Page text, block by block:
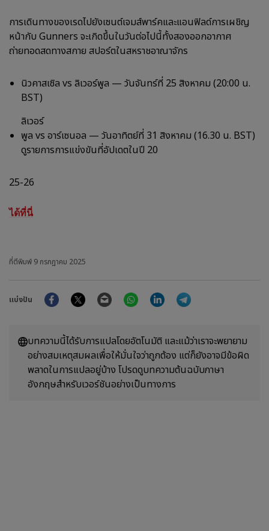
การเดินทางของเรดไปยังเซนต์เจมส์พาร์คและแอนฟิลด์การเผชิญ
หน้ากับ Gunners จะเกิดขึ้นในวันต่อไปนี้ทั้งสองออกอากาศ
ถ่ายทอดสดทางสกาย สปอร์ตในสหราชอาณาจักร
นิวคาสเซิล vs ลิเวอร์พูล — วันจันทร์ที่ 25 สิงหาคม (20:00 น.
BST)
ลิเวอร์
พูล vs อาร์เซนอล — วันอาทิตย์ที่ 31 สิงหาคม (16.30 น. BST)
ดูรายการการแข่งขันที่อัปเดตในปี 20
25-26
ได้ที่นี่
ที่ตีพิมพ์ 9 กรกฎาคม 2025
แบ่งปัน
FacebookTwitter Email WhatsAppLinkedIn
บทความนี้ได้รับการแปลโดยอัตโนมัติ และแม้ว่าเราจะพยายาม
อย่างสมเหตุสมผลเพื่อให้มั่นใจว่าถูกต้อง แต่ก็ยังอาจมีข้อผิด
พลาดในการแปลอยู่บ้าง โปรดดูบทความต้นฉบับภาษา
อังกฤษสำหรับเวอร์ชันอย่างเป็นทางการ